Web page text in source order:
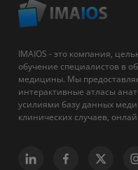
IMAIOS - это компания,
обучение специалистов в
медицины. Мы
интерактивные атласы
усилиями базу данных
клинических случаев,